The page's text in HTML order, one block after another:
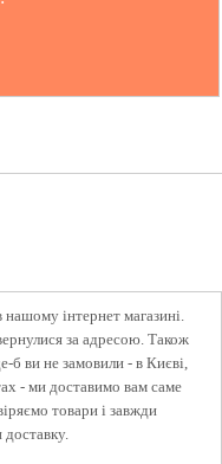
інтернет магазині.
за адресою. Також
б ви не замовили - в Києві,
- ми доставимо вам саме
товари і завжди